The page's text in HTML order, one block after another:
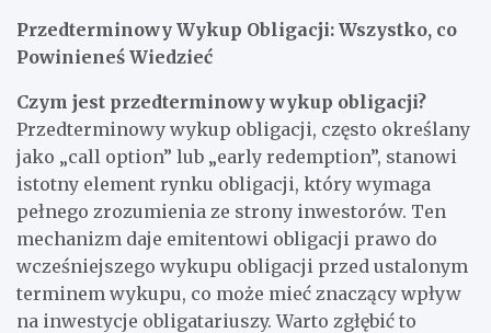
Przedterminowy Wykup Obligacji: Wszystko, co
Powinieneś Wiedzieć
Czym jest przedterminowy wykup obligacji?
Przedterminowy wykup obligacji, często określany
jako „call option” lub „early redemption”, stanowi
istotny element rynku obligacji, który wymaga
pełnego zrozumienia ze strony inwestorów. Ten
mechanizm daje emitentowi obligacji prawo do
wcześniejszego wykupu obligacji przed ustalonym
terminem wykupu, co może mieć znaczący wpływ
na inwestycje obligatariuszy. Warto zgłębić to